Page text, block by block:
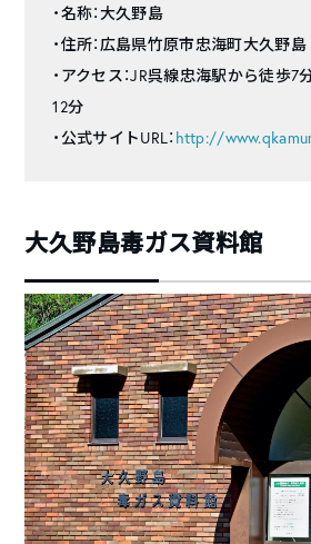
・名称：大久野島
・住所：広島県竹原市忠海町大久野島
・アクセス：JR呉線忠海駅から徒歩
12分
・公式サイトURL： http://
大久野島毒ガス資料館